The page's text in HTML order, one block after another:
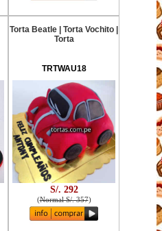
Torta Beatle | Torta Vochito |
Torta
TRTWAU18
S/. 292
(Normal S/. 357)